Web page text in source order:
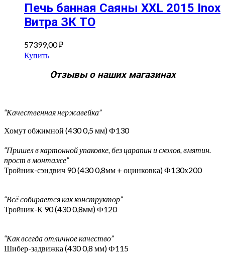
Печь банная Саяны XXL 2015 Inox
Витра ЗК ТО
57399,00₽
Купить
Отзывы о наших магазинах
“Качественная нержавейка”
Хомут обжимной (430 0,5 мм) Ф130
“Пришел в картонной упаковке, без царапин и сколов, вмятин.
прост в монтаже”
Тройник-сэндвич 90 (430 0,8мм + оцинковка) Ф130х200
“Всё собирается как конструктор”
Тройник-К 90 (430 0,8мм) Ф120
“Как всегда отличное качество”
Шибер-задвижка (430 0,8 мм) Ф115